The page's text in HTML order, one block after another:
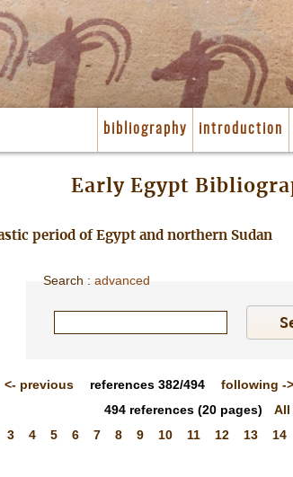
bibliography introduction
Early Egypt
period of Egypt and northern Sudan
Search :advanced
<- previous references 382/494 following ->
494 references(20 pages)
All
3 4 5 6 7 8 9 10 11 12 13 14